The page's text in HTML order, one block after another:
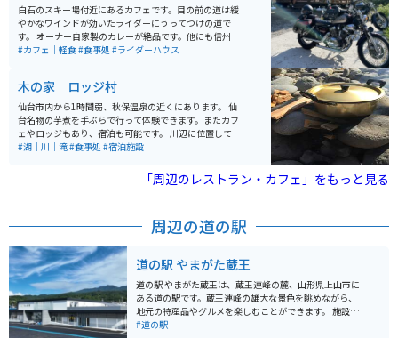
白石のスキー場付近にあるカフェです。目の前の道は緩
やかなワインドが効いたライダーにうってつけの道で
す。 オーナー自家製のカレーが絶品です。他にも信州産
のお蕎麦や、各酒類の取り扱いもあります。もともと仙
#カフェ｜軽食#食事処 #ライダーハウス
木の家 ロッジ村
仙台市内から1時間弱、秋保温泉の近くにあります。 仙
台名物の芋煮を手ぶらで行って体験できます。またカフ
ェやロッジもあり、宿泊も可能です。 川辺に位置してお
り夏場は川遊びも楽しめます。 入場料だけ払ってテント
#湖｜川｜滝#食事処 #宿泊施設
「周辺のレストラン・カフェ」をもっと見る
周辺の道の駅
道の駅 やまがた蔵王
道の駅 やまがた蔵王は、蔵王連峰の麓、山形県上山市に
ある道の駅です。蔵王連峰の雄大な景色を眺めながら、
地元の特産品やグルメを楽しむことができます。 施設内
には、地元産の新鮮な野菜や果物を販売する農産物直売
#道の駅